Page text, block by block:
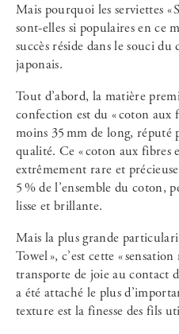
Mais pourquoi les serviettes «
sont-elles si populaires en ce
succès réside dans le souci
japonais.
Tout d’abord, la matière
confection est du « coton aux
moins 35 mm de long, réputé
qualité. Ce « coton aux fibres
extrêmement rare et
5 % de l’ensemble du coton,
lisse et brillante.
Mais la plus grande
Towel », c’est cette «
transporte de joie au contact
a été attaché le plus
texture est la finesse des fils